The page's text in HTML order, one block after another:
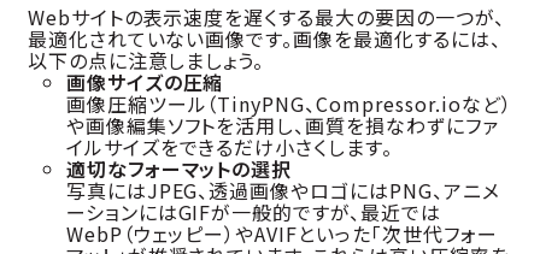
Webサイトの表示速度を遅くする最大の要因の一つが、
最適化されていない画像です。画像を最適化するには、
以下の点に注意しましょう。
画像サイズの圧縮
画像圧縮ツール（TinyPNG、Compressor.ioなど）
や画像編集ソフトを活用し、画質を損なわずにファ
イルサイズをできるだけ小さくします。
適切なフォーマットの選択
写真にはJPEG、透過画像やロゴにはPNG、アニメ
ーションにはGIFが一般的ですが、最近では
WebP（ウェッピー）やAVIFといった「次世代フォー